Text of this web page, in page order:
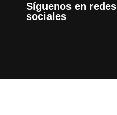
Síguenos en redes
sociales